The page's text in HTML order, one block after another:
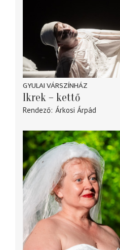
GYULAI VÁRSZÍNHÁZ
Ikrek – kettő
Rendező Árkosi Árpád